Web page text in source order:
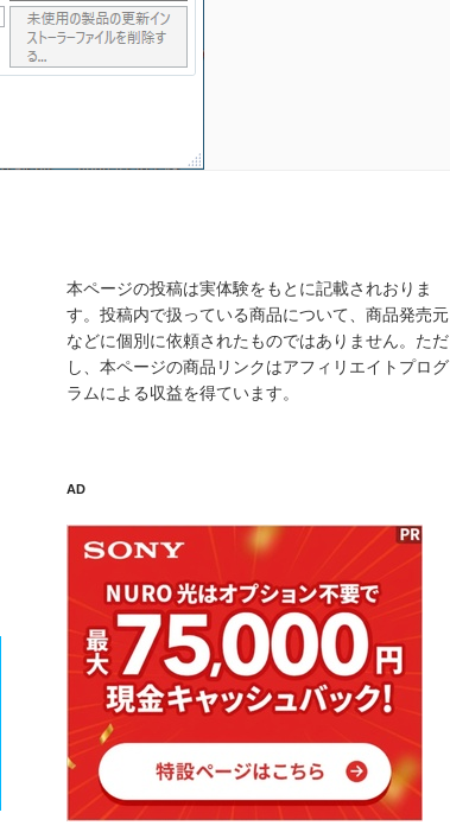
本ページの投稿は実体験をもとに記載されおりま
す。投稿内で扱っている商品について、商品発売元
などに個別に依頼されたものではありません。ただ
し、本ページの商品リンクはアフィリエイトプログ
ラムによる収益を得ています。
AD